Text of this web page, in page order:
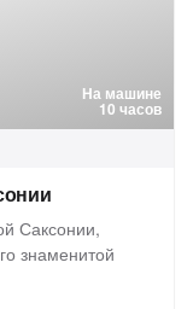
На машине
10 часов
Саксонии,
знаменитой